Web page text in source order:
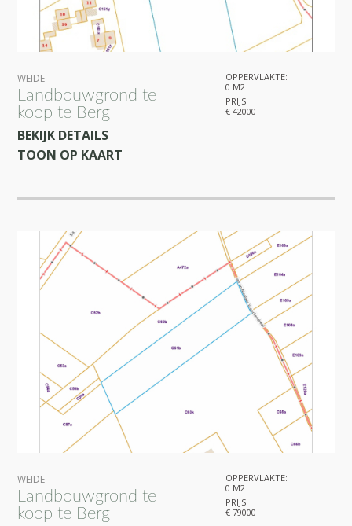
WEIDE
Landbouwgrond te
koop te Berg
BEKIJK DETAILS
TOON OP KAART
OPPERVLAKTE:
0 M2
PRIJS:
€ 42000
WEIDE
Landbouwgrond te
koop te Berg
OPPERVLAKTE:
0 M2
PRIJS:
€ 79000